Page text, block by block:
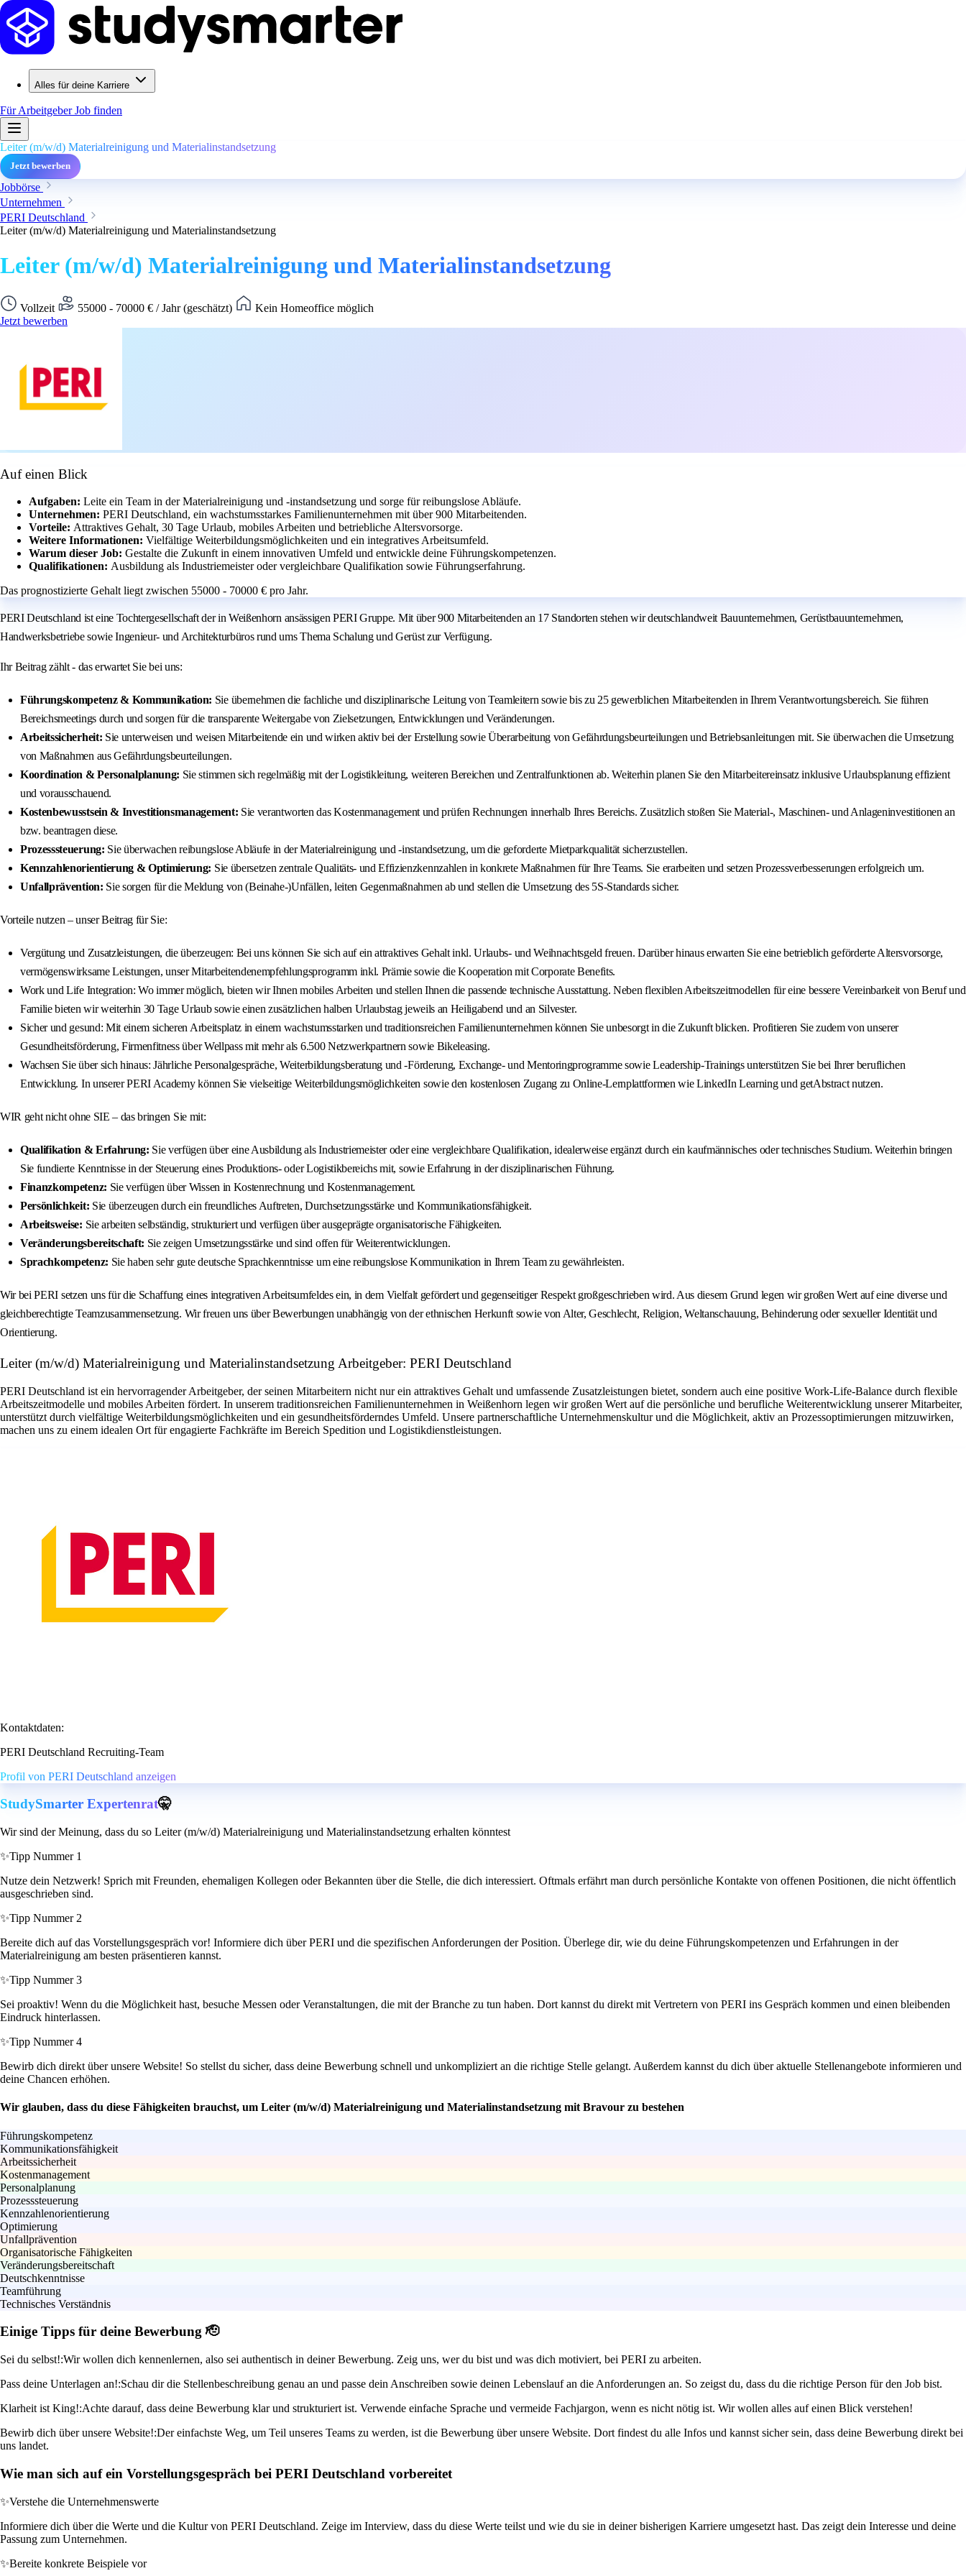
Alles für deine Karriere
Für ArbeitgeberJob finden
Leiter (m/w/d) Materialreinigung und Materialinstandsetzung
Jetzt bewerben
Jobbörse
Unternehmen
PERI Deutschland
Leiter (m/w/d) Materialreinigung und Materialinstandsetzung
Leiter (m/w/d) Materialreinigung und Materialinstandsetzung
Vollzeit 55000 - 70000 € / Jahr (geschätzt)
Kein Homeoffice möglich
Jetzt bewerben
Auf einen Blick
Aufgaben: Leite ein Team in der Materialreinigung und -instandsetzung und sorge für reibungslose Abläufe.
Unternehmen: PERI Deutschland, ein wachstumsstarkes Familienunternehmen mit über 900 Mitarbeitenden.
Vorteile: Attraktives Gehalt, 30 Tage Urlaub, mobiles Arbeiten und betriebliche Altersvorsorge.
Weitere Informationen: Vielfältige Weiterbildungsmöglichkeiten und ein integratives Arbeitsumfeld.
Warum dieser Job: Gestalte die Zukunft in einem innovativen Umfeld und entwickle deine Führungskompetenzen.
Qualifikationen: Ausbildung als Industriemeister oder vergleichbare Qualifikation sowie Führungserfahrung.
Das prognostizierte Gehalt liegt zwischen 55000 - 70000 € pro Jahr.
PERI Deutschland ist eine Tochtergesellschaft der in Weißenhorn ansässigen PERI Gruppe. Mit über 900 Mitarbeitenden an 17 Standorten stehen wir deutschlandweit Bauunternehmen, Gerüstbauunternehmen,
Handwerksbetriebe sowie Ingenieur- und Architekturbüros rund ums Thema Schalung und Gerüst zur Verfügung.
Ihr Beitrag zählt - das erwartet Sie bei uns:
Führungskompetenz & Kommunikation: Sie übernehmen die fachliche und disziplinarische Leitung von Teamleitern sowie bis zu 25 gewerblichen Mitarbeitenden in Ihrem Verantwortungsbereich. Sie führen
Bereichsmeetings durch und sorgen für die transparente Weitergabe von Zielsetzungen, Entwicklungen und Veränderungen.
Arbeitssicherheit: Sie unterweisen und weisen Mitarbeitende ein und wirken aktiv bei der Erstellung sowie Überarbeitung von Gefährdungsbeurteilungen und Betriebsanleitungen mit. Sie überwachen die Umsetzung
von Maßnahmen aus Gefährdungsbeurteilungen.
Koordination & Personalplanung: Sie stimmen sich regelmäßig mit der Logistikleitung, weiteren Bereichen und Zentralfunktionen ab. Weiterhin planen Sie den Mitarbeitereinsatz inklusive Urlaubsplanung effizient
und vorausschauend.
Kostenbewusstsein & Investitionsmanagement: Sie verantworten das Kostenmanagement und prüfen Rechnungen innerhalb Ihres Bereichs. Zusätzlich stoßen Sie Material-, Maschinen- und Anlageninvestitionen an
bzw. beantragen diese.
Prozesssteuerung: Sie überwachen reibungslose Abläufe in der Materialreinigung und -instandsetzung, um die geforderte Mietparkqualität sicherzustellen.
Kennzahlenorientierung & Optimierung: Sie übersetzen zentrale Qualitäts- und Effizienzkennzahlen in konkrete Maßnahmen für Ihre Teams. Sie erarbeiten und setzen Prozessverbesserungen erfolgreich um.
Unfallprävention: Sie sorgen für die Meldung von (Beinahe-)Unfällen, leiten Gegenmaßnahmen ab und stellen die Umsetzung des 5S-Standards sicher.
Vorteile nutzen – unser Beitrag für Sie:
Vergütung und Zusatzleistungen, die überzeugen: Bei uns können Sie sich auf ein attraktives Gehalt inkl. Urlaubs- und Weihnachtsgeld freuen. Darüber hinaus erwarten Sie eine betrieblich geförderte Altersvorsorge,
vermögenswirksame Leistungen, unser Mitarbeitendenempfehlungsprogramm inkl. Prämie sowie die Kooperation mit Corporate Benefits.
Work und Life Integration: Wo immer möglich, bieten wir Ihnen mobiles Arbeiten und stellen Ihnen die passende technische Ausstattung. Neben flexiblen Arbeitszeitmodellen für eine bessere Vereinbarkeit von Beruf und
Familie bieten wir weiterhin 30 Tage Urlaub sowie einen zusätzlichen halben Urlaubstag jeweils an Heiligabend und an Silvester.
Sicher und gesund: Mit einem sicheren Arbeitsplatz in einem wachstumsstarken und traditionsreichen Familienunternehmen können Sie unbesorgt in die Zukunft blicken. Profitieren Sie zudem von unserer
Gesundheitsförderung, Firmenfitness über Wellpass mit mehr als 6.500 Netzwerkpartnern sowie Bikeleasing.
Wachsen Sie über sich hinaus: Jährliche Personalgespräche, Weiterbildungsberatung und -Förderung, Exchange- und Mentoringprogramme sowie Leadership-Trainings unterstützen Sie bei Ihrer beruflichen
Entwicklung. In unserer PERI Academy können Sie vielseitige Weiterbildungsmöglichkeiten sowie den kostenlosen Zugang zu Online-Lernplattformen wie LinkedIn Learning und getAbstract nutzen.
WIR geht nicht ohne SIE – das bringen Sie mit:
Qualifikation & Erfahrung: Sie verfügen über eine Ausbildung als Industriemeister oder eine vergleichbare Qualifikation, idealerweise ergänzt durch ein kaufmännisches oder technisches Studium. Weiterhin bringen
Sie fundierte Kenntnisse in der Steuerung eines Produktions- oder Logistikbereichs mit, sowie Erfahrung in der disziplinarischen Führung.
Finanzkompetenz: Sie verfügen über Wissen in Kostenrechnung und Kostenmanagement.
Persönlichkeit: Sie überzeugen durch ein freundliches Auftreten, Durchsetzungsstärke und Kommunikationsfähigkeit.
Arbeitsweise: Sie arbeiten selbständig, strukturiert und verfügen über ausgeprägte organisatorische Fähigkeiten.
Veränderungsbereitschaft: Sie zeigen Umsetzungsstärke und sind offen für Weiterentwicklungen.
Sprachkompetenz: Sie haben sehr gute deutsche Sprachkenntnisse um eine reibungslose Kommunikation in Ihrem Team zu gewährleisten.
Wir bei PERI setzen uns für die Schaffung eines integrativen Arbeitsumfeldes ein, in dem Vielfalt gefördert und gegenseitiger Respekt großgeschrieben wird. Aus diesem Grund legen wir großen Wert auf eine diverse und
gleichberechtigte Teamzusammensetzung. Wir freuen uns über Bewerbungen unabhängig von der ethnischen Herkunft sowie von Alter, Geschlecht, Religion, Weltanschauung, Behinderung oder sexueller Identität und
Orientierung.
Leiter (m/w/d) Materialreinigung und Materialinstandsetzung Arbeitgeber: PERI Deutschland
PERI Deutschland ist ein hervorragender Arbeitgeber, der seinen Mitarbeitern nicht nur ein attraktives Gehalt und umfassende Zusatzleistungen bietet, sondern auch eine positive Work-Life-Balance durch flexible
Arbeitszeitmodelle und mobiles Arbeiten fördert. In unserem traditionsreichen Familienunternehmen in Weißenhorn legen wir großen Wert auf die persönliche und berufliche Weiterentwicklung unserer Mitarbeiter,
unterstützt durch vielfältige Weiterbildungsmöglichkeiten und ein gesundheitsförderndes Umfeld. Unsere partnerschaftliche Unternehmenskultur und die Möglichkeit, aktiv an Prozessoptimierungen mitzuwirken,
machen uns zu einem idealen Ort für engagierte Fachkräfte im Bereich Spedition und Logistikdienstleistungen.
Kontaktdaten:
PERI Deutschland Recruiting-Team
Profil von PERI Deutschland anzeigen
StudySmarter Expertenrat🤫
Wir sind der Meinung, dass du so Leiter (m/w/d) Materialreinigung und Materialinstandsetzung erhalten könntest
✨Tipp Nummer 1
Nutze dein Netzwerk! Sprich mit Freunden, ehemaligen Kollegen oder Bekannten über die Stelle, die dich interessiert. Oftmals erfährt man durch persönliche Kontakte von offenen Positionen, die nicht öffentlich
ausgeschrieben sind.
✨Tipp Nummer 2
Bereite dich auf das Vorstellungsgespräch vor! Informiere dich über PERI und die spezifischen Anforderungen der Position. Überlege dir, wie du deine Führungskompetenzen und Erfahrungen in der
Materialreinigung am besten präsentieren kannst.
✨Tipp Nummer 3
Sei proaktiv! Wenn du die Möglichkeit hast, besuche Messen oder Veranstaltungen, die mit der Branche zu tun haben. Dort kannst du direkt mit Vertretern von PERI ins Gespräch kommen und einen bleibenden
Eindruck hinterlassen.
✨Tipp Nummer 4
Bewirb dich direkt über unsere Website! So stellst du sicher, dass deine Bewerbung schnell und unkompliziert an die richtige Stelle gelangt. Außerdem kannst du dich über aktuelle Stellenangebote informieren und
deine Chancen erhöhen.
Wir glauben, dass du diese Fähigkeiten brauchst, um Leiter (m/w/d) Materialreinigung und Materialinstandsetzung mit Bravour zu bestehen
Führungskompetenz
Kommunikationsfähigkeit
Arbeitssicherheit
Kostenmanagement
Personalplanung
Prozesssteuerung
Kennzahlenorientierung
Optimierung
Unfallprävention
Organisatorische Fähigkeiten
Veränderungsbereitschaft
Deutschkenntnisse
Teamführung
Technisches Verständnis
Einige Tipps für deine Bewerbung 🫡
Sei du selbst!:Wir wollen dich kennenlernen, also sei authentisch in deiner Bewerbung. Zeig uns, wer du bist und was dich motiviert, bei PERI zu arbeiten.
Pass deine Unterlagen an!:Schau dir die Stellenbeschreibung genau an und passe dein Anschreiben sowie deinen Lebenslauf an die Anforderungen an. So zeigst du, dass du die richtige Person für den Job bist.
Klarheit ist King!:Achte darauf, dass deine Bewerbung klar und strukturiert ist. Verwende einfache Sprache und vermeide Fachjargon, wenn es nicht nötig ist. Wir wollen alles auf einen Blick verstehen!
Bewirb dich über unsere Website!:Der einfachste Weg, um Teil unseres Teams zu werden, ist die Bewerbung über unsere Website. Dort findest du alle Infos und kannst sicher sein, dass deine Bewerbung direkt bei
uns landet.
Wie man sich auf ein Vorstellungsgespräch bei PERI Deutschland vorbereitet
✨Verstehe die Unternehmenswerte
Informiere dich über die Werte und die Kultur von PERI Deutschland. Zeige im Interview, dass du diese Werte teilst und wie du sie in deiner bisherigen Karriere umgesetzt hast. Das zeigt dein Interesse und deine
Passung zum Unternehmen.
✨Bereite konkrete Beispiele vor